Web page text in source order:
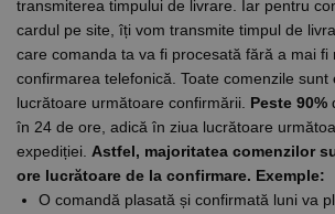
transmiterea timpului de livrare. Iar pentru
cardul pe site, îți vom transmite timpul de
care comanda ta va fi procesată fără a mai fi
confirmarea telefonică. Toate comenzile sunt
lucrătoare următoare confirmării. Peste 90%
în 24 de ore, adică în ziua lucrătoare
expediției. Astfel, majoritatea comenzilor
ore lucrătoare de la confirmare. Exemple:
O comandă plasată și confirmată luni va